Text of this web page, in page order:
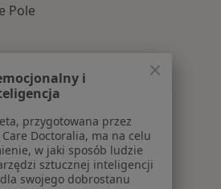
Pole
choroby
i
przygotowana przez
Care Doctoralia, ma na celu
w jaki sposób ludzie
sztucznej inteligencji
swojego dobrostanu